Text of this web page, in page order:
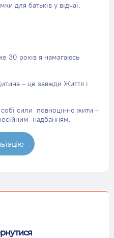
для батьків у відчаї.
30 років я намагаюсь
– це завжди Життя і
сили повноцінно жити –
надбанням.